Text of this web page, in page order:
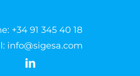
+34 91 345 40 18
info@sigesa.com